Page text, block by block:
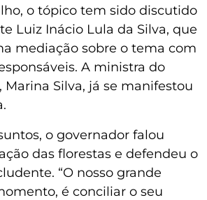
o tópico tem sido discutido
Luiz Inácio Lula da Silva, que
mediação sobre o tema com
A ministra do
Marina Silva, já se manifestou
o governador falou
das florestas e defendeu o
“O nosso grande
é conciliar o seu